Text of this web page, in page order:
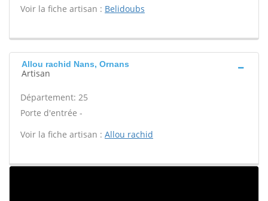
Voir la fiche artisan : Belidoubs
Allou rachid Nans, Ornans
Artisan
Département: 25
Porte d'entrée -
Voir la fiche artisan : Allou rachid